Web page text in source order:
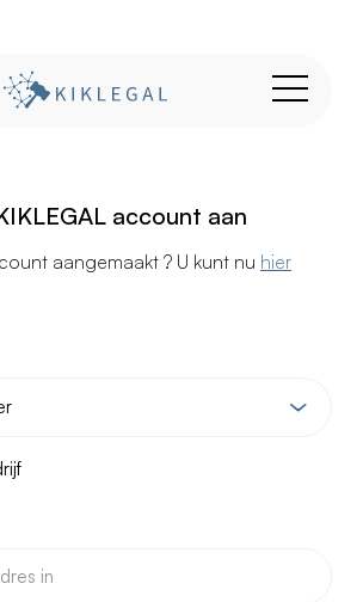
account aan
aangemaakt ? U kunt nu hier